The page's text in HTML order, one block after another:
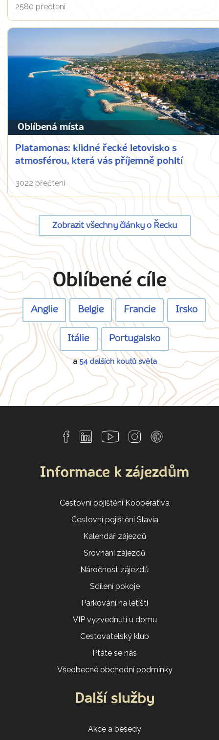
2580 přečtení
Oblíbená místa
Platamonas: klidné řecké letovisko s
atmosférou, která vás příjemně pohltí
3022 přečtení
Zobrazit všechny články o Řecku
Oblíbené cíle
Anglie Belgie Francie Irsko
Itálie Portugalsko
a54 dalších koutů světa
Informace k zájezdům
Cestovní pojištění Kooperativa
Cestovní pojištění Slavia
Kalendář zájezdů
Srovnání zájezdů
Náročnost zájezdů
Sdílení pokoje
Parkování na letišti
VIP vyzvednutí u domu
Cestovatelský klub
Ptáte se nás
Všeobecné obchodní podmínky
Další služby
Akce a besedy